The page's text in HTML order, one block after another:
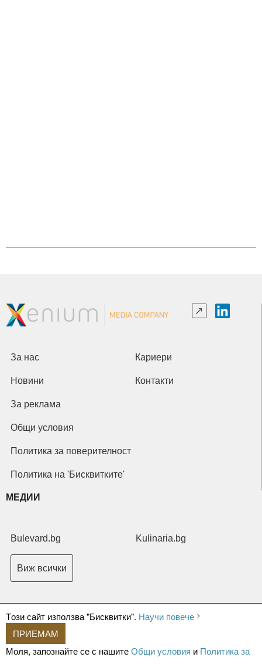
Tози сайт използва "Бисквитки". Научи повече
ПРИЕМАМ
Моля, запознайте се с нашитеОбщи условия и Политика за
За нас Кариери
Новини Контакти
За реклама
Общи условия
Политика за поверителност
Политика на 'Бисквитките'
МЕДИИ
Bulevard.bg Kulinaria.bg
Виж всички
Copyright © 2026 Ксениум ООД. Всички права запазени.
XeniumCompany.com